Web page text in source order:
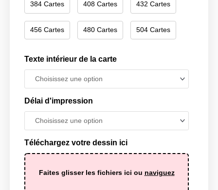
384 Cartes 408 Cartes 432 Cartes
456 Cartes 480 Cartes 504 Cartes
Texte intérieur de la carte
Délai d'impression
Téléchargez votre dessin ici
Faites glisser les fichiers ici ou naviguez